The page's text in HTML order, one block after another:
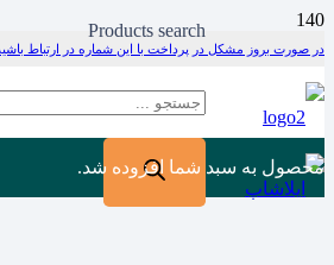
در صورت بروز مشکل در پرداخت با این شماره در ارتباط باشید
Products search
محصول به سبد شما افزوده شد.